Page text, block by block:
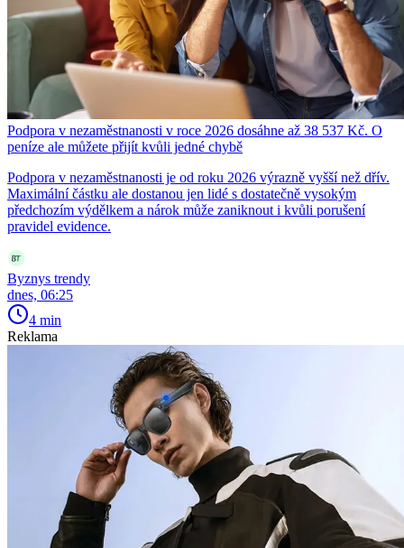
Podpora v nezaměstnanosti v roce 2026 dosáhne až 38 537 Kč. O
peníze ale můžete přijít kvůli jedné chybě
Podpora v nezaměstnanosti je od roku 2026 výrazně vyšší než dřív.
Maximální částku ale dostanou jen lidé s dostatečně vysokým
předchozím výdělkem a nárok může zaniknout i kvůli porušení
pravidel evidence.
Byznys trendy
dnes, 06:25
4 min
Reklama